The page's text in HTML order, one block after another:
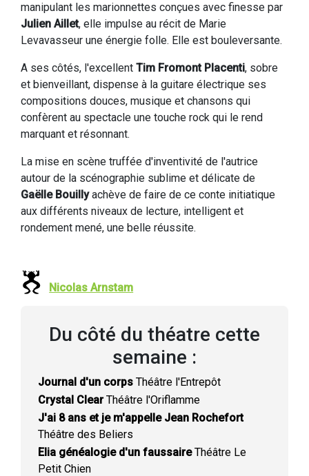
manipulant les marionnettes conçues avec finesse par
Julien Aillet, elle impulse au récit de Marie
Levavasseur une énergie folle. Elle est bouleversante.
A ses côtés, l'excellent Tim Fromont Placenti, sobre
et bienveillant, dispense à la guitare électrique ses
compositions douces, musique et chansons qui
confèrent au spectacle une touche rock qui le rend
marquant et résonnant.
La mise en scène truffée d'inventivité de l'autrice
autour de la scénographie sublime et délicate de
Gaëlle Bouillyachève de faire de ce conte initiatique
aux différents niveaux de lecture, intelligent et
rondement mené, une belle réussite.
Nicolas Arnstam
Du côté du théatre cette
semaine :
Journal d'un corps Théâtre l'Entrepôt
Crystal ClearThéâtre l'Oriflamme
J'ai 8 ans et je m'appelle Jean Rochefort
Théâtre des Beliers
Elia généalogie d'un faussaireThéâtre Le
Petit Chien